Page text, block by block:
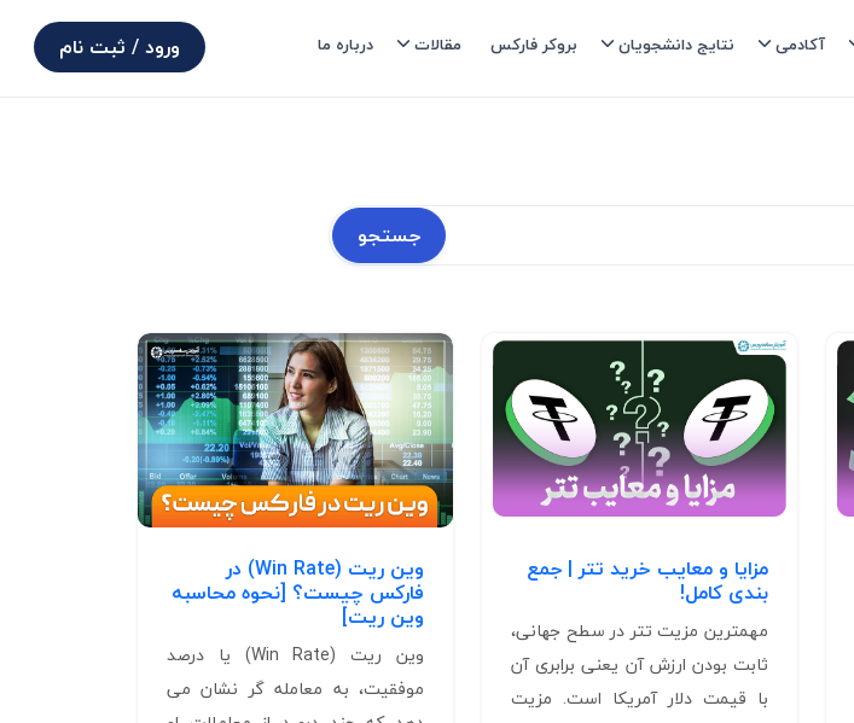
ورود / ثبت نام آکادمی نتایج دانشجویان بروکر فارکس مقالات درباره ما
جستجو
مزایا و معایب خرید تتر | جمع
بندی کامل!
مهمترین مزیت تتر در سطح جهانی،
ثابت بودن ارزش آن یعنی برابری آن
با قیمت دلار آمریکا است. مزیت
وین ریت (Win Rate) در
فارکس چیست؟ [نحوه محاسبه
وین ریت]
وین ریت (Win Rate) یا درصد
موفقیت، به معامله گر نشان می